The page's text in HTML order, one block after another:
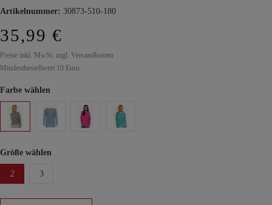
Artikelnummer: 30873-510-180
35,99 €
Preise inkl. MwSt. zzgl. Versandkosten
Mindestbestellwert 10 Euro
Farbe wählen
Größe wählen
2 3